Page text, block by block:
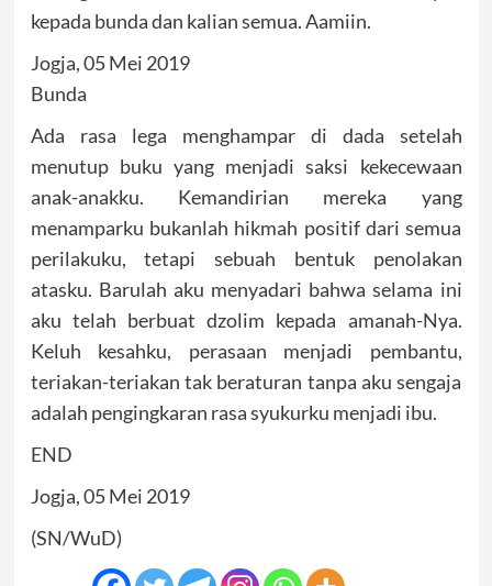
kepada bunda dan kalian semua. Aamiin.
Jogja, 05 Mei 2019
Bunda
Ada rasa lega menghampar di dada setelah
menutup buku yang menjadi saksi kekecewaan
anak-anakku. Kemandirian mereka yang
menamparku bukanlah hikmah positif dari semua
perilakuku, tetapi sebuah bentuk penolakan
atasku. Barulah aku menyadari bahwa selama ini
aku telah berbuat dzolim kepada amanah-Nya.
Keluh kesahku, perasaan menjadi pembantu,
teriakan-teriakan tak beraturan tanpa aku sengaja
adalah pengingkaran rasa syukurku menjadi ibu.
END
Jogja, 05 Mei 2019
(SN/WuD)